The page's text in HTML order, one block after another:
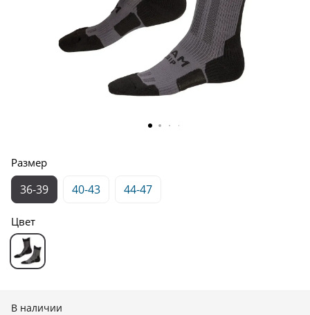
Размер
36-39 40-43 44-47
Цвет
В наличии